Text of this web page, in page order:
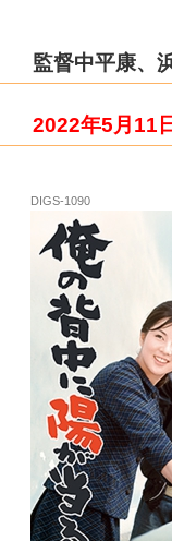
監督中平康、
2022年5月11
DIGS-1090